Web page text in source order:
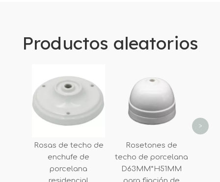
Productos aleatorios
Rosas de techo de
enchufe de
porcelana
Rosetones de
techo de porcelana
D63MM*H51MM
>